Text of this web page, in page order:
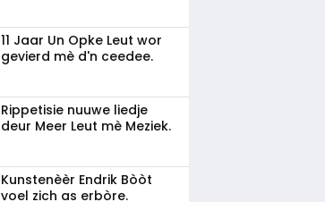
11 Jaar Un Opke Leut wor
gevierd mè d'n ceedee.
Rippetisie nuuwe liedje
deur Meer Leut mè Meziek.
Kunstenèèr Endrik Bòòt
voel zich as erbòre.